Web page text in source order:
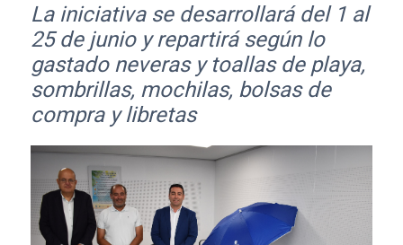
La iniciativa se desarrollará del 1 al
25 de junio y repartirá según lo
gastado neveras y toallas de playa,
sombrillas, mochilas, bolsas de
compra y libretas